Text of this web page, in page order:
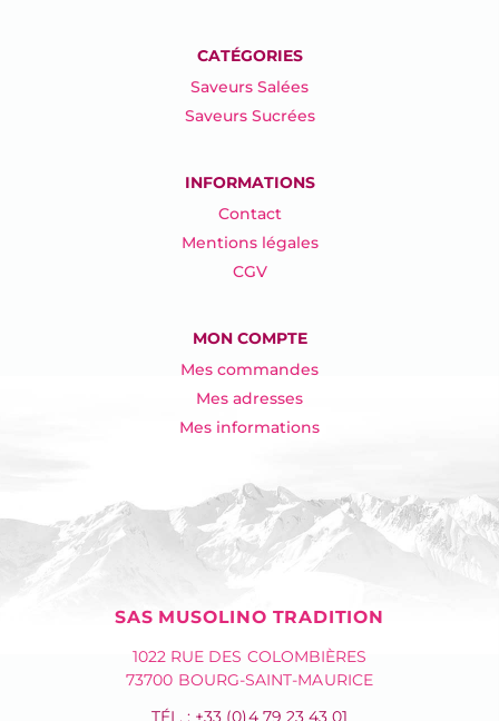
CATÉGORIES
Saveurs Salées
Saveurs Sucrées
INFORMATIONS
Contact
Mentions légales
CGV
MON COMPTE
Mes commandes
Mes adresses
Mes informations
SAS MUSOLINO TRADITION
1022 RUE DES COLOMBIÈRES
73700 BOURG-SAINT-MAURICE
TÉL. : +33 (0)4 79 23 43 01